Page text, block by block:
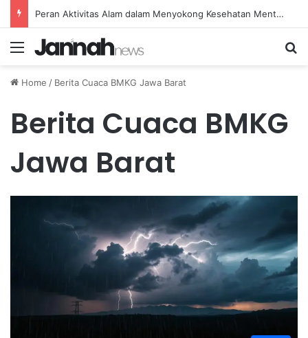
Peran Aktivitas Alam dalam Menyokong Kesehatan Mental dan Menenangkan Pikiran di Masa Sulit
Menu
Home / Berita Cuaca BMKG Jawa Barat
Berita Cuaca BMKG
Jawa Barat